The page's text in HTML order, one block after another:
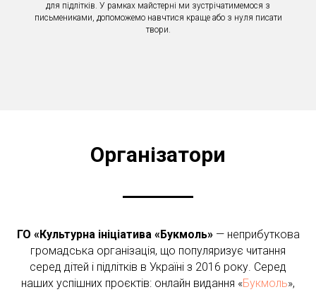
для підлітків. У рамках майстерні ми зустрічатимемося з
письмениками, допоможемо навчтися краще або з нуля писати
твори.
Організатори
ГО «Культурна ініціатива «Букмоль»— неприбуткова
громадська організація, що популяризує читання
серед дітей і підлітків в Україні з 2016 року. Серед
наших успішних проєктів: онлайн видання «Букмоль»,